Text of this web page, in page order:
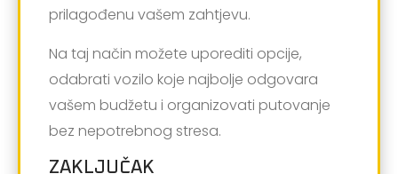
prilagođenu vašem zahtjevu.
Na taj način možete uporediti opcije,
odabrati vozilo koje najbolje odgovara
vašem budžetu i organizovati putovanje
bez nepotrebnog stresa.
ZAKLJUČAK